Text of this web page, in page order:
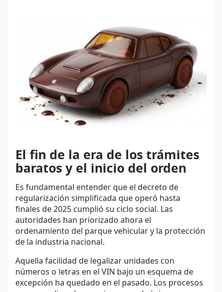
El fin de la era de los trámites
baratos y el inicio del orden
Es fundamental entender que el decreto de
regularización simplificada que operó hasta
finales de 2025 cumplió su ciclo social. Las
autoridades han priorizado ahora el
ordenamiento del parque vehicular y la protección
de la industria nacional.
Aquella facilidad de legalizar unidades con
números o letras en el VIN bajo un esquema de
excepción ha quedado en el pasado. Los procesos